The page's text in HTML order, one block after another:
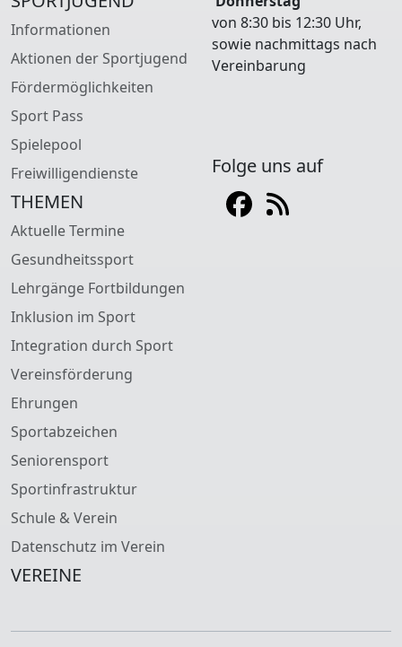
Informationen
Aktionen der Sportjugend
Fördermöglichkeiten
Sport Pass
Spielepool
Freiwilligendienste
THEMEN
Aktuelle Termine
Gesundheitssport
Lehrgänge Fortbildungen
Inklusion im Sport
Integration durch Sport
Vereinsförderung
Ehrungen
Sportabzeichen
Seniorensport
Sportinfrastruktur
Schule & Verein
Datenschutz im Verein
VEREINE
von 8:30 bis 12:30 Uhr,
sowie nachmittags nach
Vereinbarung
Folge uns auf